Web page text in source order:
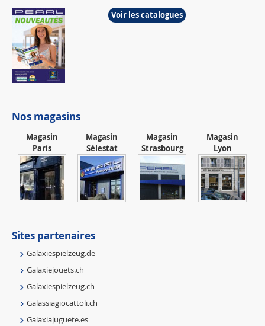
Voir les catalogues
Nos magasins
Magasin
Paris
Magasin
Sélestat
Magasin
Strasbourg
Magasin
Lyon
Sites partenaires
Galaxiespielzeug.de
Galaxiejouets.ch
Galaxiespielzeug.ch
Galassiagiocattoli.ch
Galaxiajuguete.es